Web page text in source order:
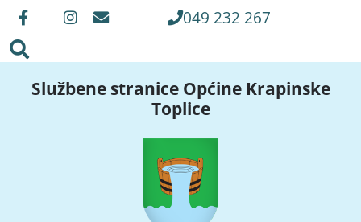
049 232 267
Službene stranice Općine Krapinske
Toplice